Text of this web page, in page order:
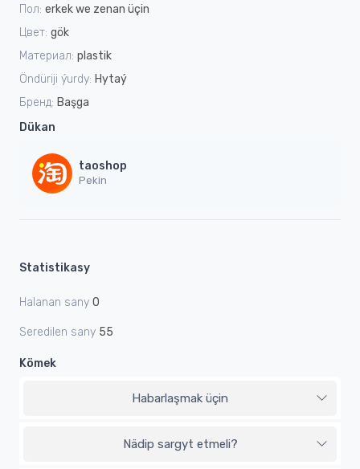
Пол: erkek we zenan üçin
Цвет: gök
Материал: plastik
Öndüriji ýurdy: Hytaý
Бренд: Başga
Dükan
taoshop
Pekin
Statistikasy
Halanan sany 0
Seredilen sany 55
Kömek
Habarlaşmak üçin
Nädip sargyt etmeli?